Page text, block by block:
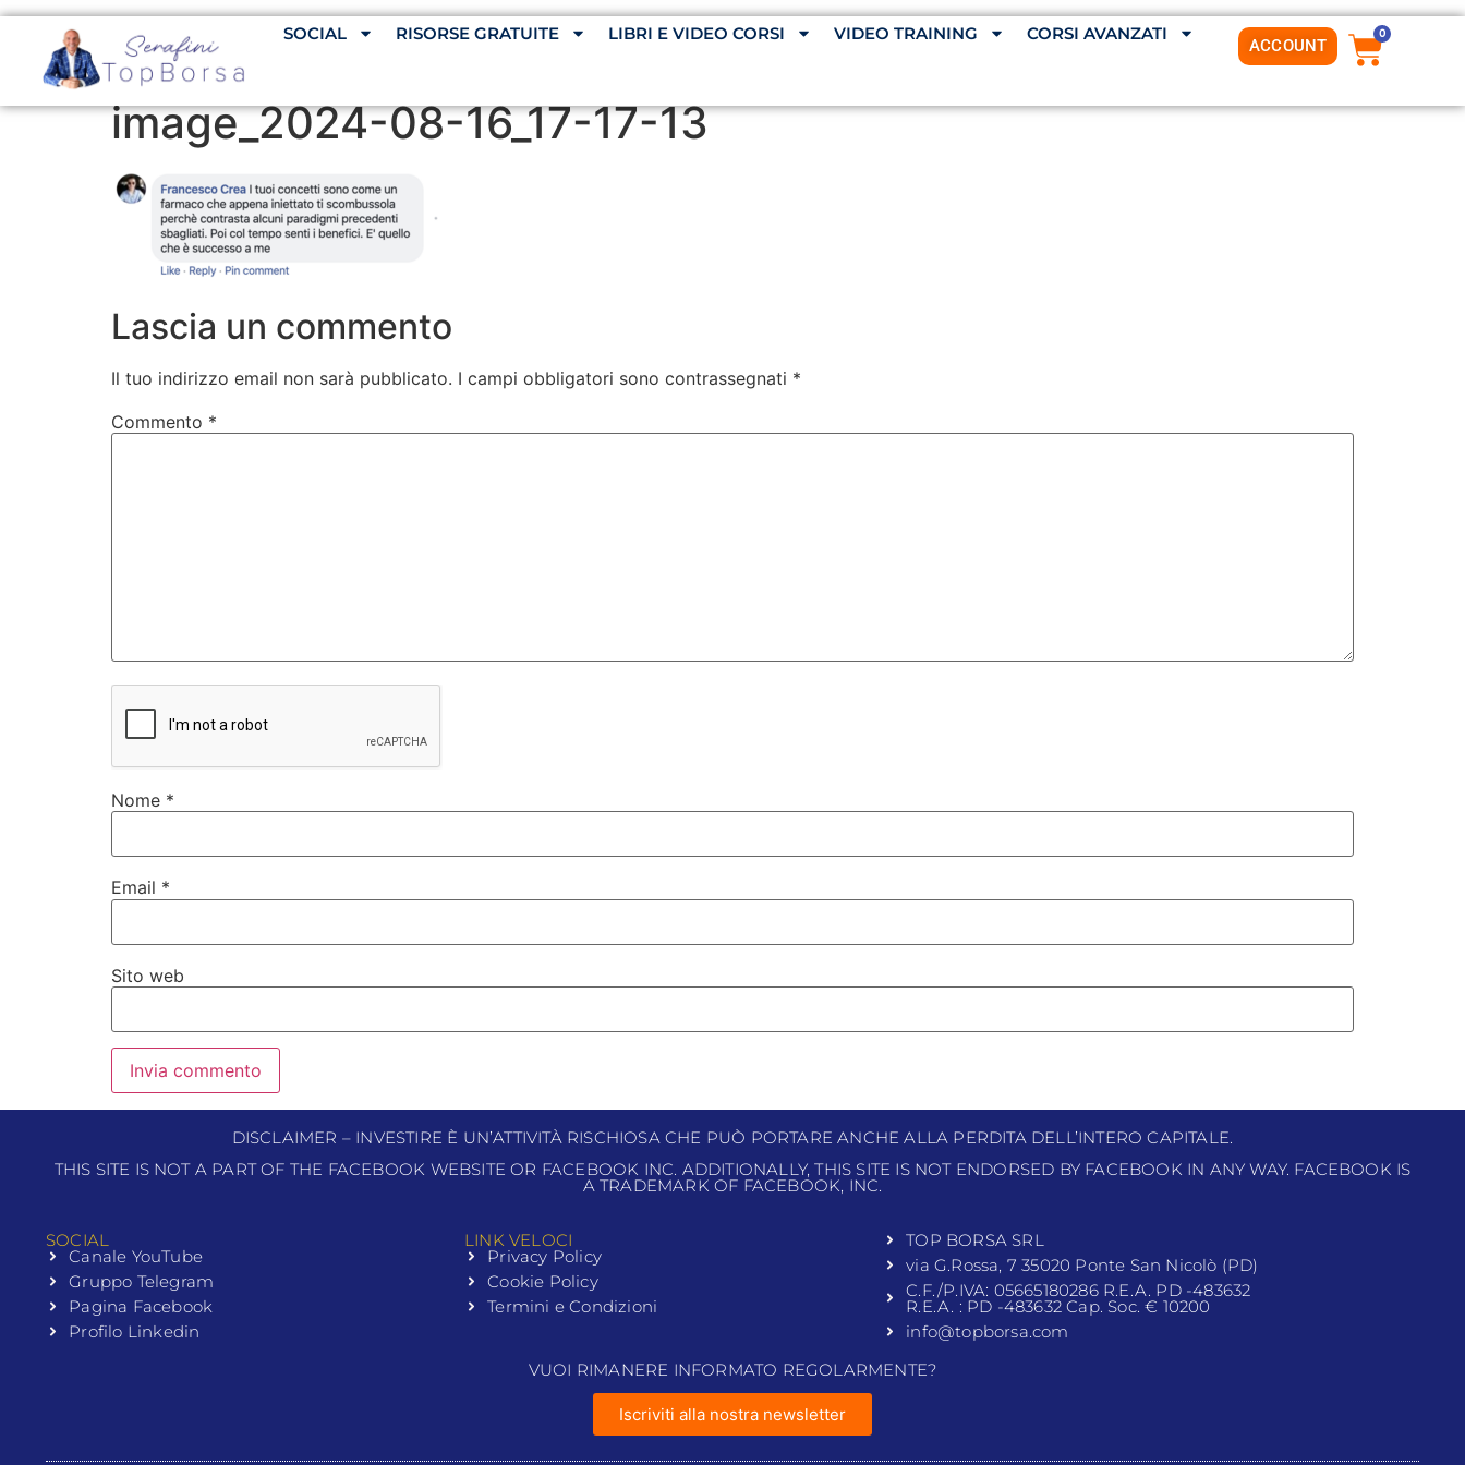
SOCIAL RISORSE GRATUITE LIBRI E VIDEO CORSI VIDEO TRAINING CORSI AVANZATI
ACCOUNT
0
image_2024-08-16_17-17-13
Lascia un commento
Il tuo indirizzo email non sarà pubblicato. I campi obbligatori sono contrassegnati *
Commento *
Nome *
Email *
Sito web
DISCLAIMER – INVESTIRE È UN’ATTIVITÀ RISCHIOSA CHE PUÒ PORTARE ANCHE ALLA PERDITA DELL’INTERO CAPITALE.
THIS SITE IS NOT A PART OF THE FACEBOOK WEBSITE OR FACEBOOK INC. ADDITIONALLY, THIS SITE IS NOT ENDORSED BY FACEBOOK IN ANY WAY. FACEBOOK IS
A TRADEMARK OF FACEBOOK, INC.
SOCIAL
Canale YouTube
Gruppo Telegram
Pagina Facebook
Profilo Linkedin
LINK VELOCI
Privacy Policy
Cookie Policy
Termini e Condizioni
TOP BORSA SRL
via G.Rossa, 7 35020 Ponte San Nicolò (PD)
C.F./P.IVA: 05665180286 R.E.A. PD -483632
R.E.A. : PD -483632 Cap. Soc. € 10200
info@topborsa.com
VUOI RIMANERE INFORMATO REGOLARMENTE?
Iscriviti alla nostra newsletter